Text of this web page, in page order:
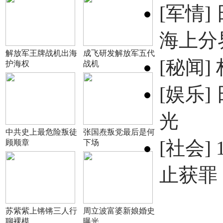
解放军王牌战机出海
护海权
成飞研发解放军五代
战机
中共史上最危险叛徒
顾顺章
张国焘叛党最后是何
下场
苏紫紫上锵锵三人行
周立波富婆新娘婚史
[军情]
海上分
[秘闻]
[娱乐]
光
[社会]
止获罪